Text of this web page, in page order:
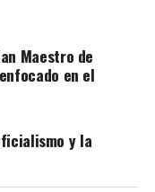
Maestro de
en el
y la